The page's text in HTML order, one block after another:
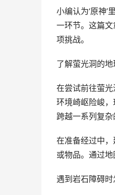
小编认为‘原神
一环节。这篇
项挑战。
了解萤光洞的地
在尝试前往萤
环境崎岖险峻
跨越一系列复杂
在准备经过中
或物品。通过地
遇到岩石障碍时